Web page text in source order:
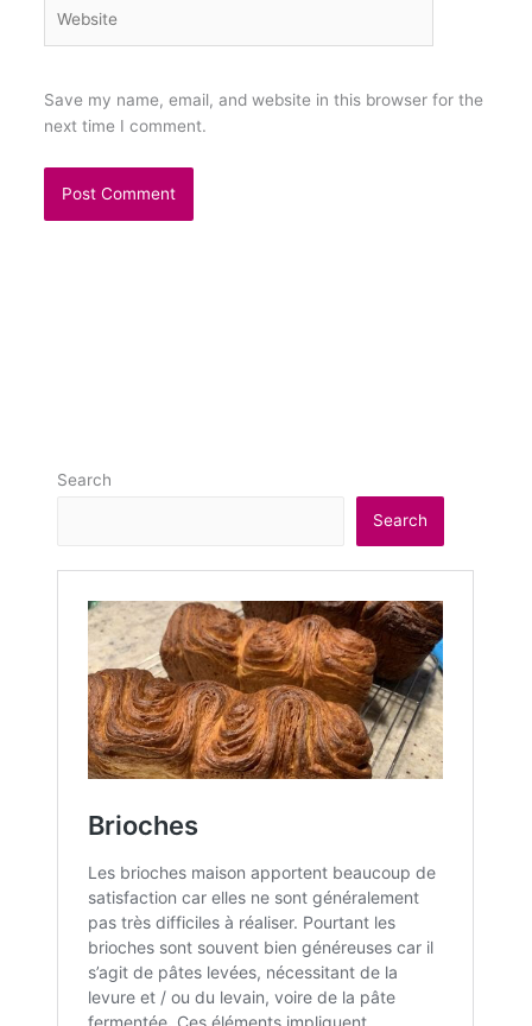
Save my name, email, and website in this browser for the
next time I comment.
Search
Search